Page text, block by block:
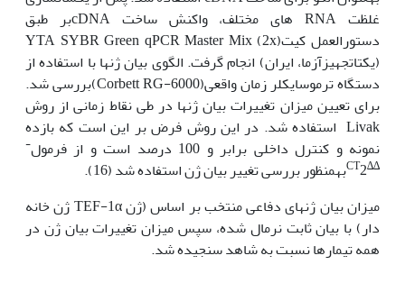
غلظت RNA های مختلف، واکنش ساخت cDNAبر طبق
دستورالعمل کیتYTA SYBR Green qPCR Master Mix (2x)
(یکتاتجهیزآزما، ایران) انجام گرفت. الگوی بیان ژن­ها با استفاده از
دستگاه ترموسایکلر زمان واقعی(Corbett RG-6000)بررسی شد.
برای تعیین میزان تغییرات بیان ژن­ها در طی نقاط زمانی از روش
Livak استفاده شد. در این روش فرض بر این است که بازده
نمونه و کنترل داخلی برابر و 100 درصد است و از فرمول
-
∆∆CT2بهمنظور بررسی تغییر بیان ژن استفاده شد (16).
میزان بیان ژن­های دفاعی منتخب بر اساس (ژن TEF-1α ژن خانه
دار) با بیان ثابت نرمال شده، سپس میزان تغییرات بیان ژن در
همه تیمارها نسبت به شاهد سنجیده شد.